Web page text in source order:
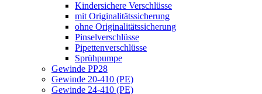
Kindersichere Verschlüsse
mit Originalitätssicherung
ohne Originalitätssicherung
Pinselverschlüsse
Pipettenverschlüsse
Sprühpumpe
Gewinde PP28
Gewinde 20-410 (PE)
Gewinde 24-410 (PE)